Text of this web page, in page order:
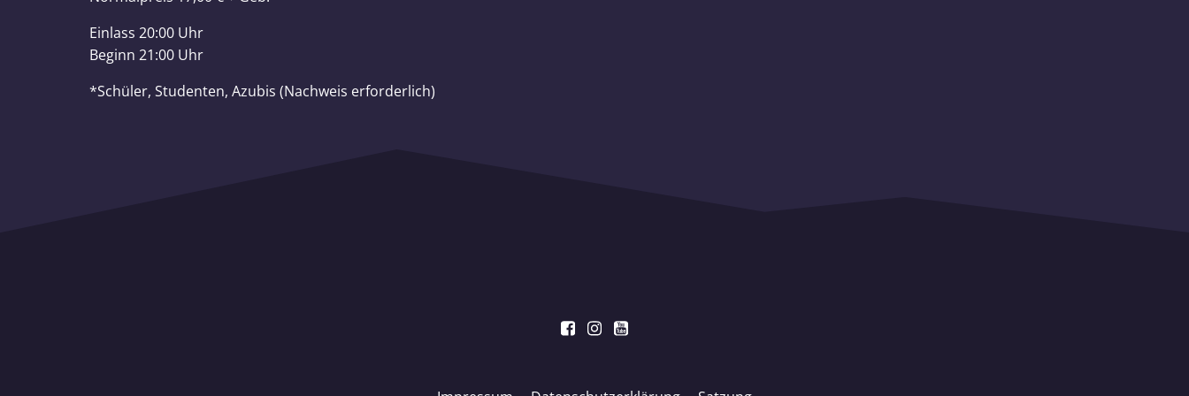
Einlass 20:00 Uhr
Beginn 21:00 Uhr
*Schüler, Studenten, Azubis (Nachweis erforderlich)